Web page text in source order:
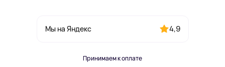
Мы на Яндекс 4,9
Принимаем к оплате